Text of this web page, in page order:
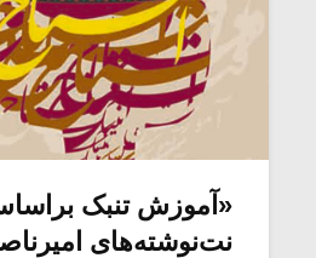
«آموزش تنبک
نت‌نوشته‌های